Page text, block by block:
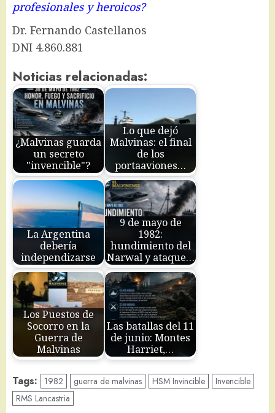
profesionales y heroicos?
Dr. Fernando Castellanos
DNI 4.860.881
Noticias relacionadas:
¿Malvinas guarda
un secreto
"invencible"?
Lo que dejó
Malvinas: el final
de los
portaaviones…
La Argentina
debería
independizarse
9 de mayo de
1982:
hundimiento del
Narwal y ataque…
Los Puestos de
Socorro en la
Guerra de
Malvinas
Las batallas del 11
de junio: Montes
Harriet,…
Tags: 1982 guerra de malvinas HSM Invincible
Invencible
RMS Lancastria